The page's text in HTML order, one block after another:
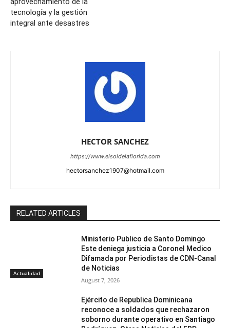
tecnología y la gestión
integral ante desastres
HECTOR SANCHEZ
https://www.elsoldelaflorida.com
hectorsanchez1907@hotmail.com
RELATED ARTICLES
Actualidad
Ministerio Publico de Santo Domingo
Este deniega justicia a Coronel Medico
Difamada por Periodistas de CDN-Canal
de Noticias
August 7, 2026
Ejército de Republica Dominicana
reconoce a soldados que rechazaron
soborno durante operativo en Santiago